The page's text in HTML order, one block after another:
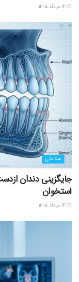
سلامتی
جایگزینی دندان
استخوان